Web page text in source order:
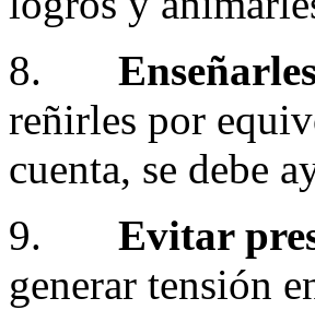
8.
reñirles por
cuenta, se debe
9. Evitar
generar tensión